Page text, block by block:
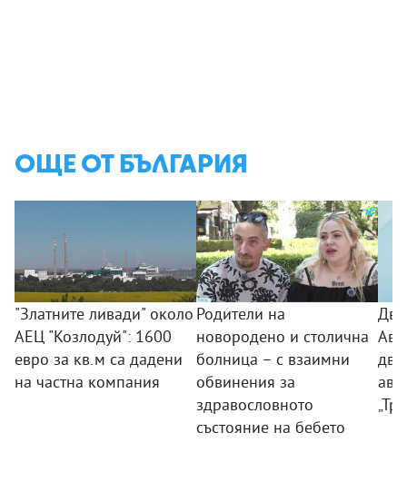
ОЩЕ ОТ БЪЛГАРИЯ
"Златните ливади" около
АЕЦ "Козлодуй": 1600
евро за кв.м са дадени
на частна компания
Родители на
новородено и столична
болница – с взаимни
обвинения за
здравословното
състояние на бебето